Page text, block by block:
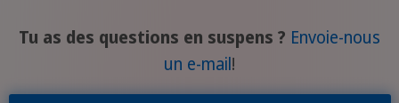
Tu as des questions en suspens ? Envoie-nous
un e-mail!